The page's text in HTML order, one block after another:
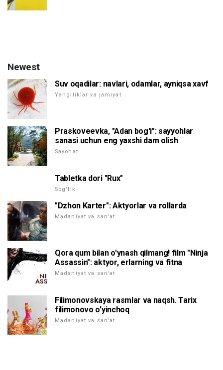
Newest
Suv oqadilar: navlari, odamlar, ayniqsa xavf
Yangiliklar va jamiyat
Praskoveevka, "Adan bog'i": sayyohlar
sanasi uchun eng yaxshi dam olish
Sayohat
Tabletka dori "Rux"
Sog'lik
"Dzhon Karter": Aktyorlar va rollarda
Madaniyat va san'at
Qora qum bilan o'ynash qilmang! film "Ninja
Assassin": aktyor, erlarning va fitna
Madaniyat va san'at
Filimonovskaya rasmlar va naqsh. Tarix
filimonovo o'yinchoq
Madaniyat va san'at